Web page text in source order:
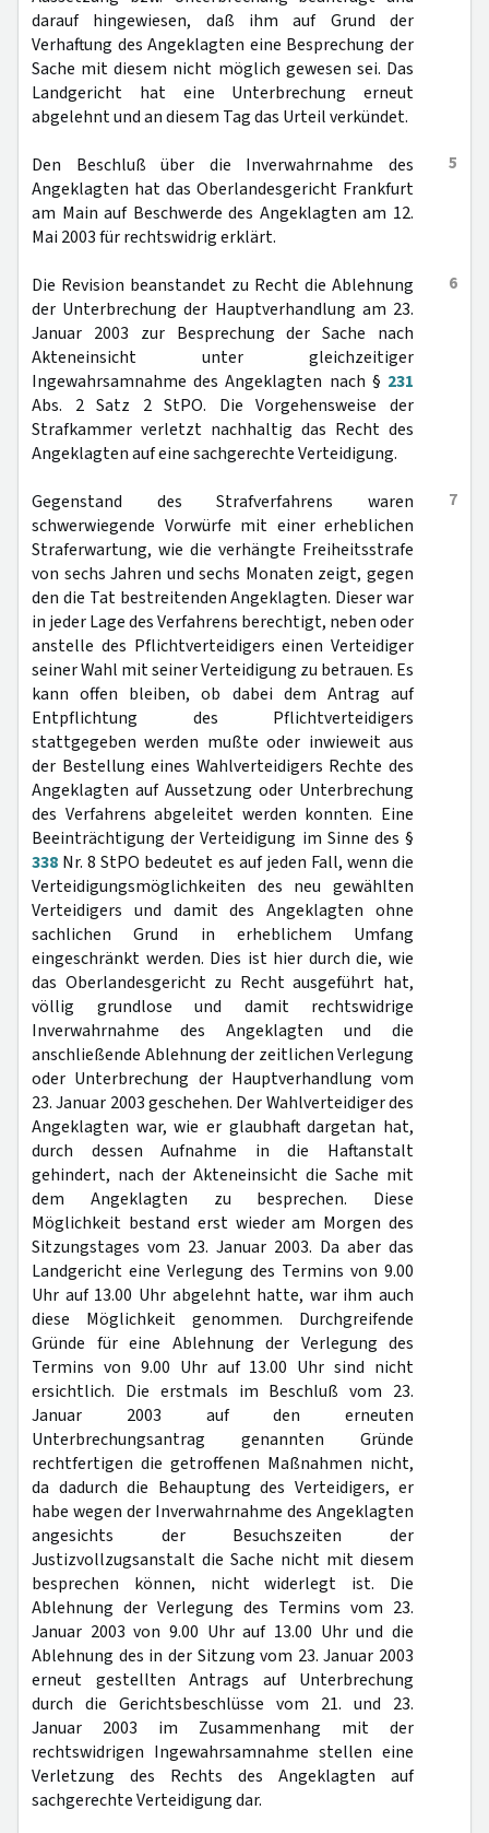
darauf hingewiesen, daß ihm auf Grund der
Verhaftung des Angeklagten eine Besprechung der
Sache mit diesem nicht möglich gewesen sei. Das
Landgericht hat eine Unterbrechung erneut
abgelehnt und an diesem Tag das Urteil verkündet.
5
Den Beschluß über die Inverwahrnahme des
Angeklagten hat das Oberlandesgericht Frankfurt
am Main auf Beschwerde des Angeklagten am 12.
Mai 2003 für rechtswidrig erklärt.
6
Die Revision beanstandet zu Recht die Ablehnung
der Unterbrechung der Hauptverhandlung am 23.
Januar 2003 zur Besprechung der Sache nach
Akteneinsicht unter gleichzeitiger
Ingewahrsamnahme des Angeklagten nach § 231
Abs. 2 Satz 2 StPO. Die Vorgehensweise der
Strafkammer verletzt nachhaltig das Recht des
Angeklagten auf eine sachgerechte Verteidigung.
7
Gegenstand des Strafverfahrens waren
schwerwiegende Vorwürfe mit einer erheblichen
Straferwartung, wie die verhängte Freiheitsstrafe
von sechs Jahren und sechs Monaten zeigt, gegen
den die Tat bestreitenden Angeklagten. Dieser war
in jeder Lage des Verfahrens berechtigt, neben oder
anstelle des Pflichtverteidigers einen Verteidiger
seiner Wahl mit seiner Verteidigung zu betrauen. Es
kann offen bleiben, ob dabei dem Antrag auf
Entpflichtung des Pflichtverteidigers
stattgegeben werden mußte oder inwieweit aus
der Bestellung eines Wahlverteidigers Rechte des
Angeklagten auf Aussetzung oder Unterbrechung
des Verfahrens abgeleitet werden konnten. Eine
Beeinträchtigung der Verteidigung im Sinne des §
338 Nr. 8 StPO bedeutet es auf jeden Fall, wenn die
Verteidigungsmöglichkeiten des neu gewählten
Verteidigers und damit des Angeklagten ohne
sachlichen Grund in erheblichem Umfang
eingeschränkt werden. Dies ist hier durch die, wie
das Oberlandesgericht zu Recht ausgeführt hat,
völlig grundlose und damit rechtswidrige
Inverwahrnahme des Angeklagten und die
anschließende Ablehnung der zeitlichen Verlegung
oder Unterbrechung der Hauptverhandlung vom
23. Januar 2003 geschehen. Der Wahlverteidiger des
Angeklagten war, wie er glaubhaft dargetan hat,
durch dessen Aufnahme in die Haftanstalt
gehindert, nach der Akteneinsicht die Sache mit
dem Angeklagten zu besprechen. Diese
Möglichkeit bestand erst wieder am Morgen des
Sitzungstages vom 23. Januar 2003. Da aber das
Landgericht eine Verlegung des Termins von 9.00
Uhr auf 13.00 Uhr abgelehnt hatte, war ihm auch
diese Möglichkeit genommen. Durchgreifende
Gründe für eine Ablehnung der Verlegung des
Termins von 9.00 Uhr auf 13.00 Uhr sind nicht
ersichtlich. Die erstmals im Beschluß vom 23.
Januar 2003 auf den erneuten
Unterbrechungsantrag genannten Gründe
rechtfertigen die getroffenen Maßnahmen nicht,
da dadurch die Behauptung des Verteidigers, er
habe wegen der Inverwahrnahme des Angeklagten
angesichts der Besuchszeiten der
Justizvollzugsanstalt die Sache nicht mit diesem
besprechen können, nicht widerlegt ist. Die
Ablehnung der Verlegung des Termins vom 23.
Januar 2003 von 9.00 Uhr auf 13.00 Uhr und die
Ablehnung des in der Sitzung vom 23. Januar 2003
erneut gestellten Antrags auf Unterbrechung
durch die Gerichtsbeschlüsse vom 21. und 23.
Januar 2003 im Zusammenhang mit der
rechtswidrigen Ingewahrsamnahme stellen eine
Verletzung des Rechts des Angeklagten auf
sachgerechte Verteidigung dar.